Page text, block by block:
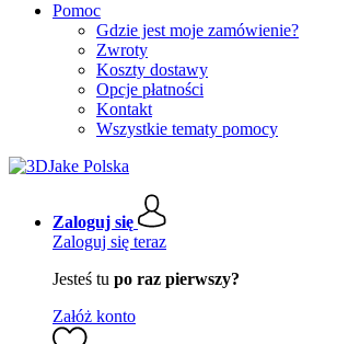
Pomoc
Gdzie jest moje zamówienie?
Zwroty
Koszty dostawy
Opcje płatności
Kontakt
Wszystkie tematy pomocy
Zaloguj się
Zaloguj się teraz
Jesteś tu po raz pierwszy?
Załóż konto